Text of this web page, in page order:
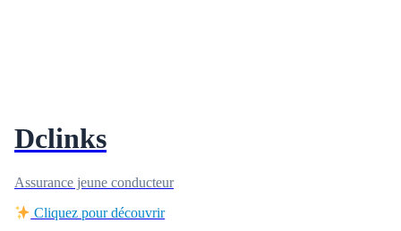
Dclinks
Assurance jeune conducteur
Cliquez pour découvrir